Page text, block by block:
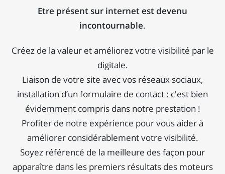
Etre présent sur internet est devenu
incontournable.
Créez de la valeur et améliorez votre visibilité par le
digitale.
Liaison de votre site avec vos réseaux sociaux,
installation d’un formulaire de contact : c'est bien
évidemment compris dans notre prestation !
Profiter de notre expérience pour vous aider à
améliorer considérablement votre visibilité.
Soyez référencé de la meilleure des façon pour
apparaître dans les premiers résultats des moteurs